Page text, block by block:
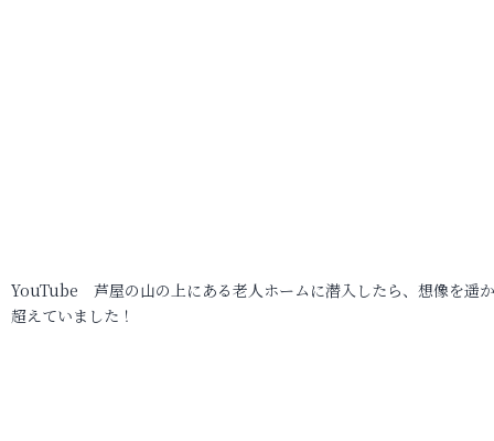
YouTube 芦屋の山の上にある老人ホームに潜入したら、想像を遥
超えていました！